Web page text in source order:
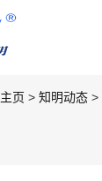
主页 > 知明动态>